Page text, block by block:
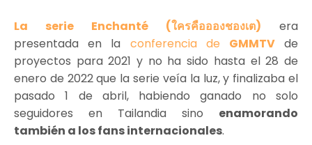
La serie Enchanté (ใครคืออองชองเต) era
presentada en la conferencia de GMMTVde
proyectos para 2021 y no ha sido hasta el 28 de
enero de 2022 que la serie veía la luz, y finalizaba el
pasado 1 de abril, habiendo ganado no solo
seguidores en Tailandia sino enamorando
también a los fans internacionales.